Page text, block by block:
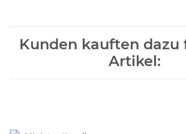
Kunden kauften dazu
Artikel: